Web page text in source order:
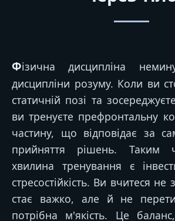
Фізична дисципліна неминуче веде до
дисципліни розуму. Коли ви
статичній позі та
ви тренуєте префронтальну
частину, що відповідає за
прийняття рішень. Таким
хвилина тренування є
стресостійкість. Ви вчитеся не
стає важко, але й не
потрібна м'якість. Це